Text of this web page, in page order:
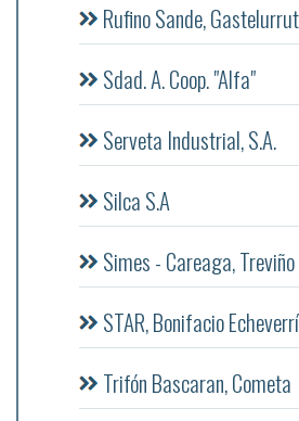
Rufino Sande,
Sdad. A. Coop. "Alfa"
Serveta Industrial, S.A.
Silca S.A
Simes - Careaga, Treviño
STAR, Bonifacio
Trifón Bascaran, Cometa